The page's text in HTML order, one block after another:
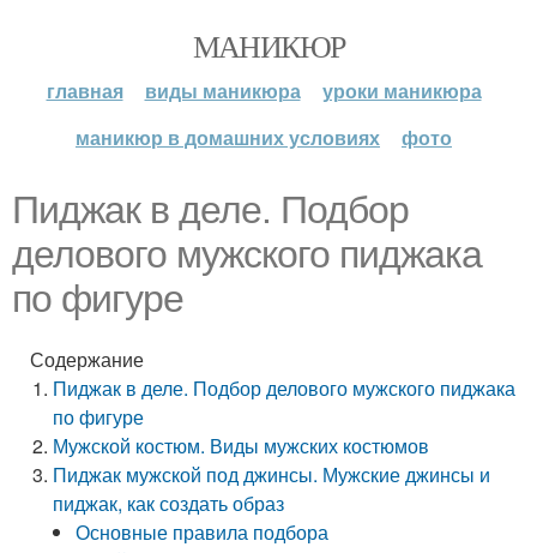
МАНИКЮР
главная виды маникюра
уроки маникюра
маникюр в домашних условиях
фото
Пиджак в деле. Подбор
делового мужского пиджака
по фигуре
Содержание
Пиджак в деле. Подбор делового мужского пиджака
по фигуре
Мужской костюм. Виды мужских костюмов
Пиджак мужской под джинсы. Мужские джинсы и
пиджак, как создать образ
Основные правила подбора